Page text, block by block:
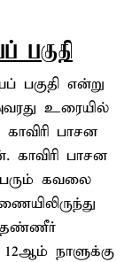
பகுதி
பகுதி என்று
உரையில்
காவிரி பாசன
காவிரி பாசன
கவலை
தண்ணீர்
நாளுக்கு